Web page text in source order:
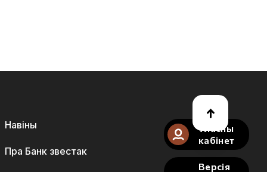
Навіны
Пра Банк звестак
Уласны
кабінет
Версія